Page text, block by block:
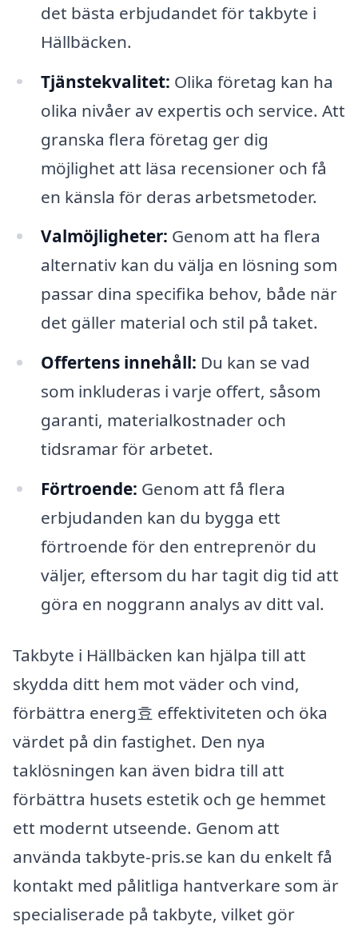
det bästa erbjudandet för takbyte i
Hällbäcken.
Tjänstekvalitet: Olika företag kan ha
olika nivåer av expertis och service. Att
granska flera företag ger dig
möjlighet att läsa recensioner och få
en känsla för deras arbetsmetoder.
Valmöjligheter: Genom att ha flera
alternativ kan du välja en lösning som
passar dina specifika behov, både när
det gäller material och stil på taket.
Offertens innehåll: Du kan se vad
som inkluderas i varje offert, såsom
garanti, materialkostnader och
tidsramar för arbetet.
Förtroende: Genom att få flera
erbjudanden kan du bygga ett
förtroende för den entreprenör du
väljer, eftersom du har tagit dig tid att
göra en noggrann analys av ditt val.
Takbyte i Hällbäcken kan hjälpa till att
skydda ditt hem mot väder och vind,
förbättra energ효 effektiviteten och öka
värdet på din fastighet. Den nya
taklösningen kan även bidra till att
förbättra husets estetik och ge hemmet
ett modernt utseende. Genom att
använda takbyte-pris.se kan du enkelt få
kontakt med pålitliga hantverkare som är
specialiserade på takbyte, vilket gör